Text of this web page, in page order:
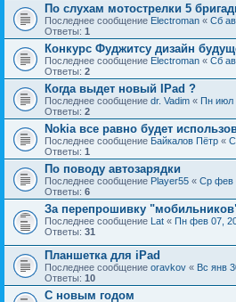
По слухам мотострелки 5
Последнее сообщение Electroman « Сб
Ответы: 1
Конкурс Фуджитсу дизайн
Последнее сообщение Electroman « Сб
Ответы: 2
Когда выдет новый IPad ?
Последнее сообщение dr. Vadim « Пн июл
Ответы: 2
Nokia все равно будет
Последнее сообщение Байкалов Пётр «
Ответы: 1
По поводу автозарядки
Последнее сообщение Player55 « Ср фев
Ответы: 6
За перепрошивку
Последнее сообщение Lat « Пн фев 07,
Ответы: 31
Планшетка для iPad
Последнее сообщение oravkov « Вс янв
Ответы: 10
С новым годом